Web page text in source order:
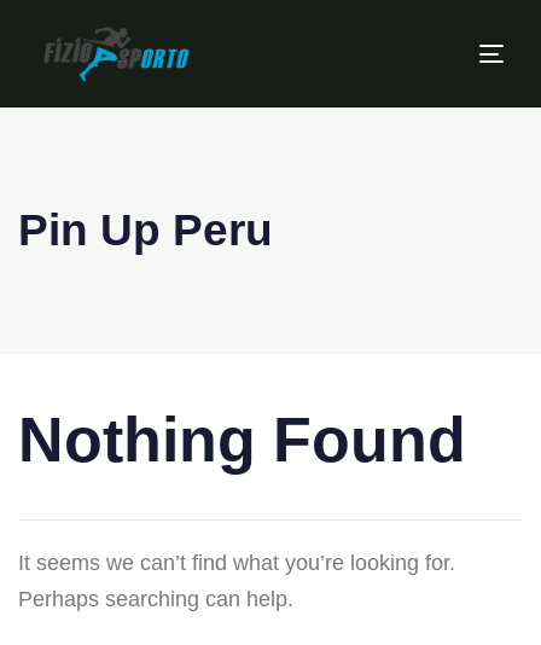
Pin Up Peru
Nothing Found
It seems we can’t find what you’re looking for.
Perhaps searching can help.